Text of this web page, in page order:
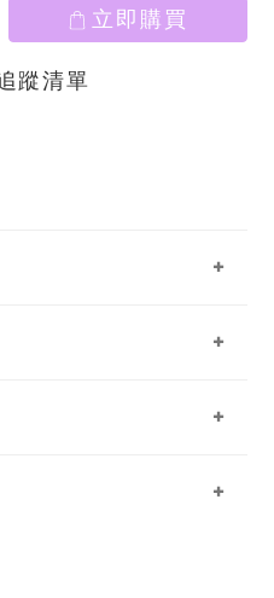
立即購買
蹤清單